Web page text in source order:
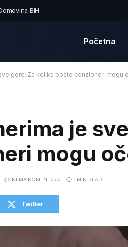
BiH
Početna
gore: Za koliko posto penzioneri mogu
je
mogu
NEMA KOMENTARA 1 MIN READ
Twitter